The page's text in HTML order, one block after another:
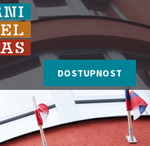
DOSTUPNOST